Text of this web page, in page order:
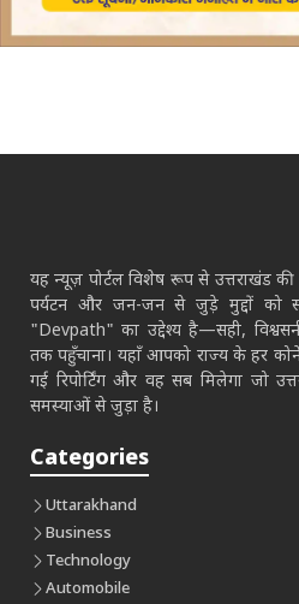
यह न्यूज़ पोर्टल विशेष रूप से उत्तराखंड की
पर्यटन और जन-जन से जुड़े मुद्दों को
"Devpath" का उद्देश्य है—सही,
तक पहुँचाना। यहाँ आपको राज्य के हर
गई रिपोर्टिंग और वह सब मिलेगा जो
समस्याओं से जुड़ा है।
Categories
Uttarakhand
Business
Technology
Automobile